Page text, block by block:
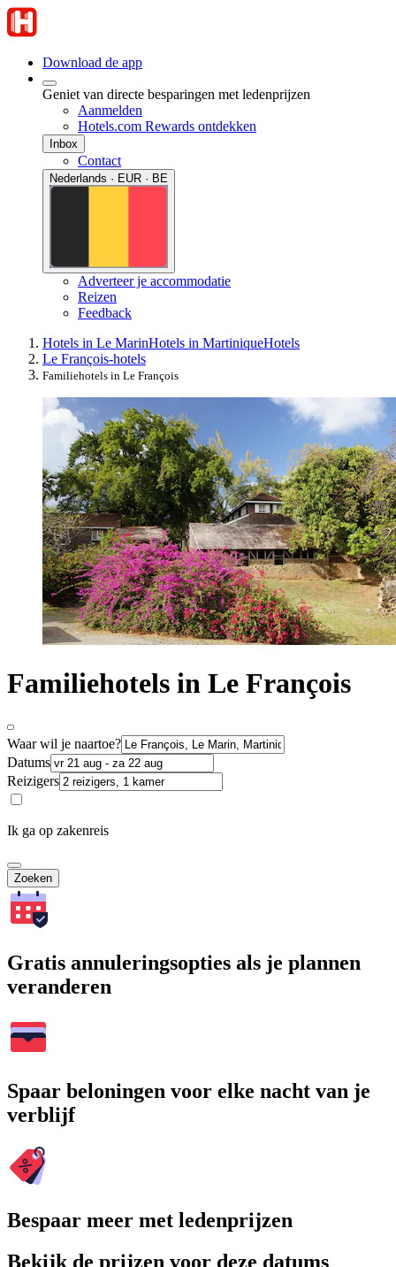
Download de app
Geniet van directe besparingen met ledenprijzen
Aanmelden
Hotels.com Rewards ontdekken
Inbox
Contact
Nederlands · EUR · BE
Adverteer je accommodatie
Reizen
Feedback
Hotels in Le MarinHotels in MartiniqueHotels
Le François-hotels
Familiehotels in Le François
Familiehotels in Le François
Waar wil je naartoe?
Datums
Reizigers
Ik ga op zakenreis
Zoeken
Gratis annuleringsopties als je plannen
veranderen
Spaar beloningen voor elke nacht van je
verblijf
Bespaar meer met ledenprijzen
Bekijk de prijzen voor deze datums